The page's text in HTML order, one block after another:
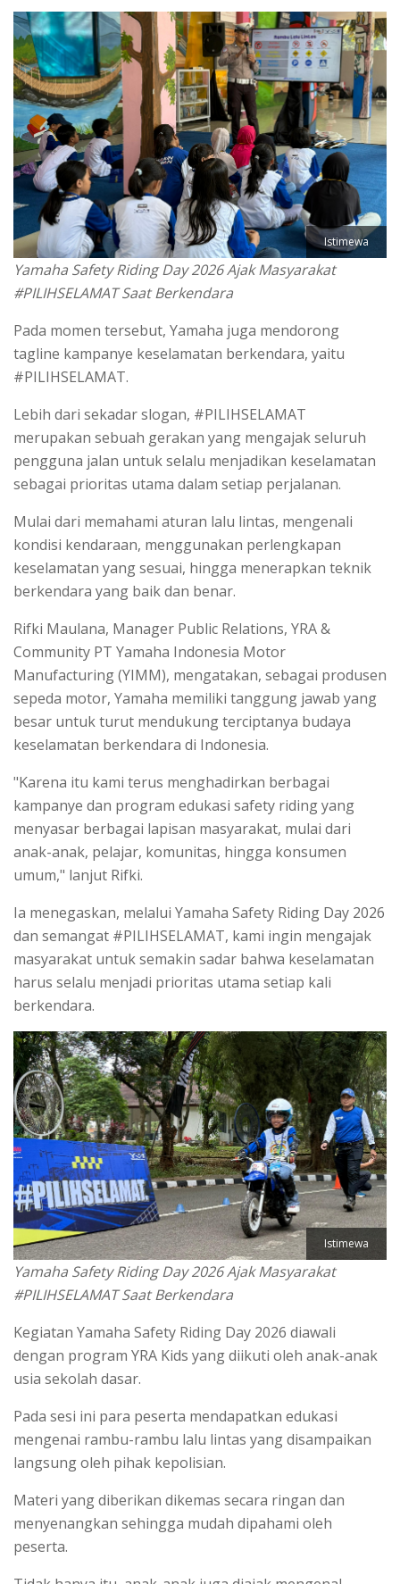
Istimewa
Yamaha Safety Riding Day 2026 Ajak Masyarakat
#PILIHSELAMAT Saat Berkendara
Pada momen tersebut, Yamaha juga mendorong
tagline kampanye keselamatan berkendara, yaitu
#PILIHSELAMAT.
Lebih dari sekadar slogan, #PILIHSELAMAT
merupakan sebuah gerakan yang mengajak seluruh
pengguna jalan untuk selalu menjadikan keselamatan
sebagai prioritas utama dalam setiap perjalanan.
Mulai dari memahami aturan lalu lintas, mengenali
kondisi kendaraan, menggunakan perlengkapan
keselamatan yang sesuai, hingga menerapkan teknik
berkendara yang baik dan benar.
Rifki Maulana, Manager Public Relations, YRA &
Community PT Yamaha Indonesia Motor
Manufacturing (YIMM), mengatakan, sebagai produsen
sepeda motor, Yamaha memiliki tanggung jawab yang
besar untuk turut mendukung terciptanya budaya
keselamatan berkendara di Indonesia.
"Karena itu kami terus menghadirkan berbagai
kampanye dan program edukasi safety riding yang
menyasar berbagai lapisan masyarakat, mulai dari
anak-anak, pelajar, komunitas, hingga konsumen
umum," lanjut Rifki.
Ia menegaskan, melalui Yamaha Safety Riding Day 2026
dan semangat #PILIHSELAMAT, kami ingin mengajak
masyarakat untuk semakin sadar bahwa keselamatan
harus selalu menjadi prioritas utama setiap kali
berkendara.
Istimewa
Yamaha Safety Riding Day 2026 Ajak Masyarakat
#PILIHSELAMAT Saat Berkendara
Kegiatan Yamaha Safety Riding Day 2026 diawali
dengan program YRA Kids yang diikuti oleh anak-anak
usia sekolah dasar.
Pada sesi ini para peserta mendapatkan edukasi
mengenai rambu-rambu lalu lintas yang disampaikan
langsung oleh pihak kepolisian.
Materi yang diberikan dikemas secara ringan dan
menyenangkan sehingga mudah dipahami oleh
peserta.